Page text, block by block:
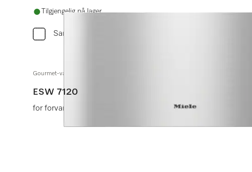
Tilgjengelig på lager
Sammenlign
Gourmet-varmeskuff uten håndtak i 29 cm høyde
ESW 7120
for forvarming av servise, for varmeholding av mat og